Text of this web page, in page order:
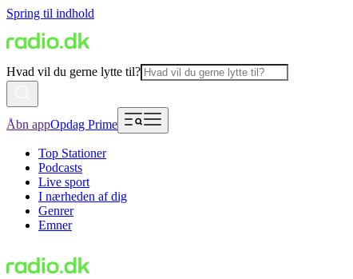
Spring til indhold
Hvad vil du gerne lytte til?
Åbn appOpdag Prime
Top Stationer
Podcasts
Live sport
I nærheden af dig
Genrer
Emner